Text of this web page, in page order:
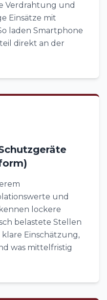
Verdrahtung und
Einsätze mit
laden Smartphone
direkt an der
und
lockere
belastete Stellen
Einschätzung,
was mittelfristig